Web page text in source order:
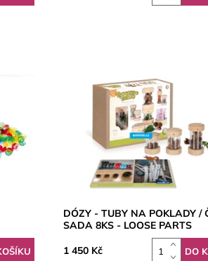
DÓZY - TUBY NA POKLADY /
SADA 8KS - LOOSE PARTS
1 450 Kč